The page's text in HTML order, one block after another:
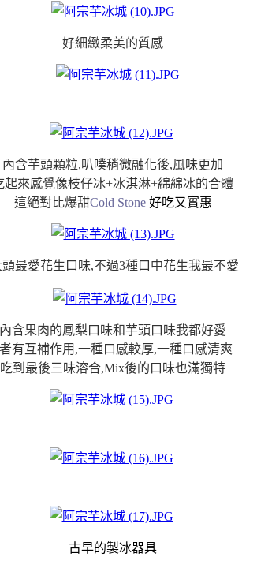
好細緻柔美的質感
內含芋頭顆粒,叭噗稍微融化後,風味更加
起來感覺像枝仔冰+冰淇淋+綿綿冰的合體
這絕對比爆甜Cold Stone 好吃又實惠
頭最愛花生口味,不過3種口中花生我最不愛
內含果肉的鳳梨口味和芋頭口味我都好愛
有互補作用,一種口感較厚,一種口感清爽
吃到最後三味溶合,Mix後的口味也滿獨特
古早的製冰器具